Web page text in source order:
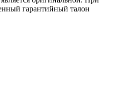
гарантийный талон